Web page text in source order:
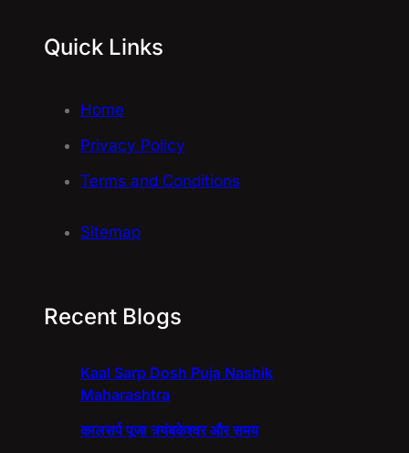
Quick Links
Home
Privacy Policy
Terms and Conditions
Sitemap
Recent Blogs
Kaal Sarp Dosh Puja Nashik
Maharashtra
कालसर्प पूजा त्र्यंबकेश्वर और समय